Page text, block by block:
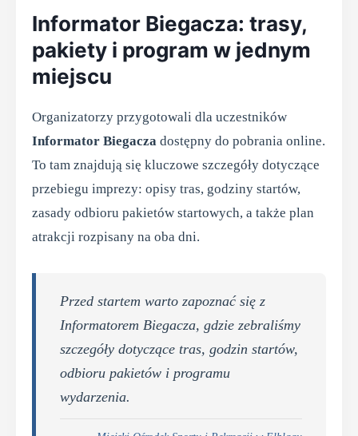
Informator Biegacza: trasy,
pakiety i program w jednym
miejscu
Organizatorzy przygotowali dla uczestników
Informator Biegacza dostępny do pobrania online.
To tam znajdują się kluczowe szczegóły dotyczące
przebiegu imprezy: opisy tras, godziny startów,
zasady odbioru pakietów startowych, a także plan
atrakcji rozpisany na oba dni.
Przed startem warto zapoznać się z
Informatorem Biegacza, gdzie zebraliśmy
szczegóły dotyczące tras, godzin startów,
odbioru pakietów i programu
wydarzenia.